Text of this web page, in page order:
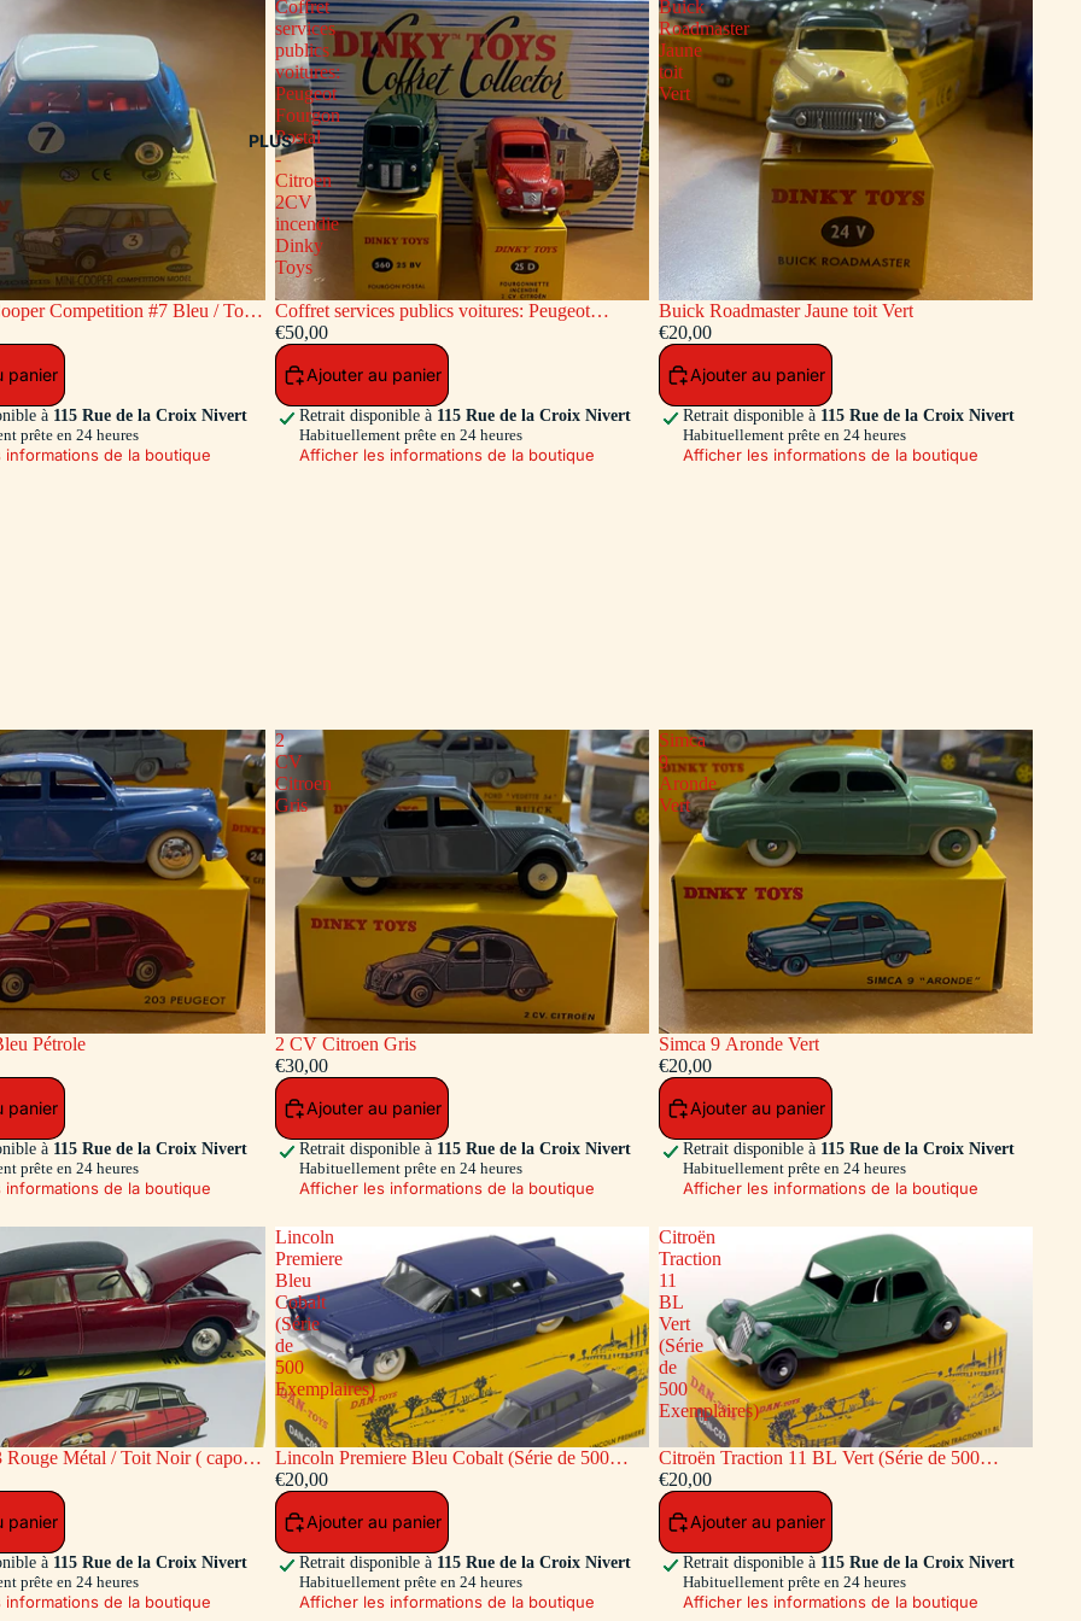
PLUS
Competition #7 Bleu / Toit
panier
à 115 Rue de la Croix Nivert
prête en 24 heures
de la boutique
Coffret
services
publics
voitures:
Peugeot
Fourgon
Postal
-
Citroen
2CV
incendie
Dinky
Toys
Coffret services publics voitures: Peugeot
Fourgon Postal - Citroen 2CV incendie Dinky
Toys
€50,00
Ajouter au panier
Retrait disponible à 115 Rue de la Croix Nivert
Habituellement prête en 24 heures
Afficher les informations de la boutique
Buick
Roadmaster
Jaune
toit
Vert
Buick Roadmaster Jaune toit Vert
€20,00
Ajouter au panier
Retrait disponible à 115 Rue de la Croix Nivert
Habituellement prête en 24 heures
Afficher les informations de la boutique
Pétrole
panier
à 115 Rue de la Croix Nivert
prête en 24 heures
de la boutique
2
CV
Citroen
Gris
2 CV Citroen Gris
€30,00
Ajouter au panier
Retrait disponible à 115 Rue de la Croix Nivert
Habituellement prête en 24 heures
Afficher les informations de la boutique
Simca
9
Aronde
Vert
Simca 9 Aronde Vert
€20,00
Ajouter au panier
Retrait disponible à 115 Rue de la Croix Nivert
Habituellement prête en 24 heures
Afficher les informations de la boutique
Rouge Métal / Toit Noir ( capot
ouvrants)
panier
à 115 Rue de la Croix Nivert
prête en 24 heures
de la boutique
Lincoln
Premiere
Bleu
Cobalt
(Série
de
500
Exemplaires)
Lincoln Premiere Bleu Cobalt (Série de 500
Exemplaires)
€20,00
Ajouter au panier
Retrait disponible à 115 Rue de la Croix Nivert
Habituellement prête en 24 heures
Afficher les informations de la boutique
Citroën
Traction
11
BL
Vert
(Série
de
500
Exemplaires)
Citroën Traction 11 BL Vert (Série de 500
Exemplaires)
€20,00
Ajouter au panier
Retrait disponible à 115 Rue de la Croix Nivert
Habituellement prête en 24 heures
Afficher les informations de la boutique